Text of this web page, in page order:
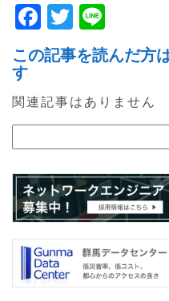
F
a
c
e
b
o
o
k
T
w
itt
er
n
e
この記事を読んだ方
す
関連記事はありません